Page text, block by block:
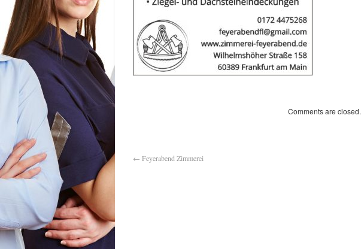
Comments are closed.
← Feyerabend Zimmerei